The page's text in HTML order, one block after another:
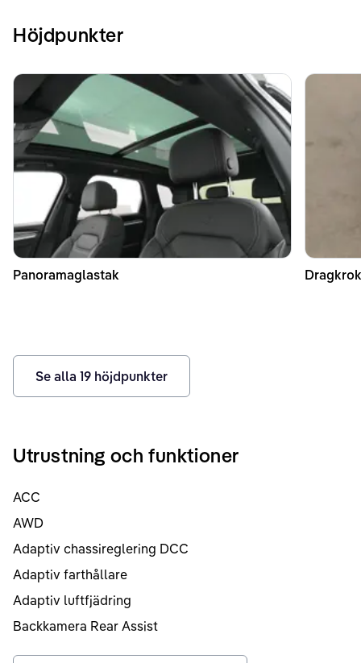
Höjdpunkter
Panoramaglastak
Se alla 19 höjdpunkter
Utrustning och funktioner
ACC
AWD
Adaptiv chassireglering DCC
Adaptiv farthållare
Adaptiv luftfjädring
Backkamera Rear Assist